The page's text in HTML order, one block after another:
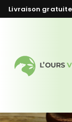
Livraison gratuite